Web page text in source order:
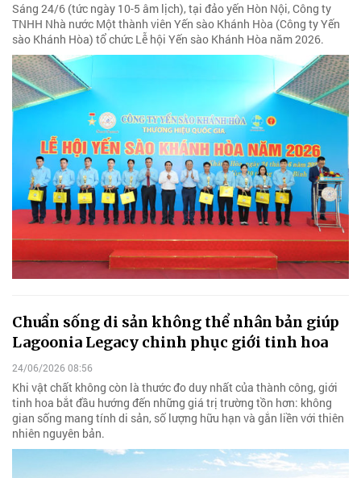
Sáng 24/6 (tức ngày 10-5 âm lịch), tại đảo yến Hòn Nội, Công ty
TNHH Nhà nước Một thành viên Yến sào Khánh Hòa (Công ty Yến
sào Khánh Hòa) tổ chức Lễ hội Yến sào Khánh Hòa năm 2026.
Chuẩn sống di sản không thể nhân bản giúp
Lagoonia Legacy chinh phục giới tinh hoa
24/06/2026 08:56
Khi vật chất không còn là thước đo duy nhất của thành công, giới
tinh hoa bắt đầu hướng đến những giá trị trường tồn hơn: không
gian sống mang tính di sản, số lượng hữu hạn và gắn liền với thiên
nhiên nguyên bản.